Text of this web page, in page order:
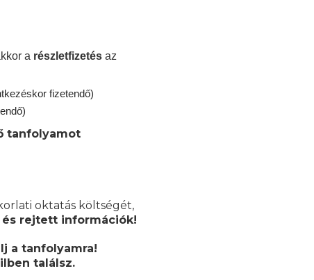
a részletfizetés az
fizetendő)
tanfolyamot
oktatás költségét,
rejtett információk!
a tanfolyamra!
találsz.